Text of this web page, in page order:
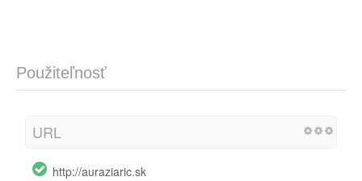
Použiteľnosť
URL
http://auraziaric.sk